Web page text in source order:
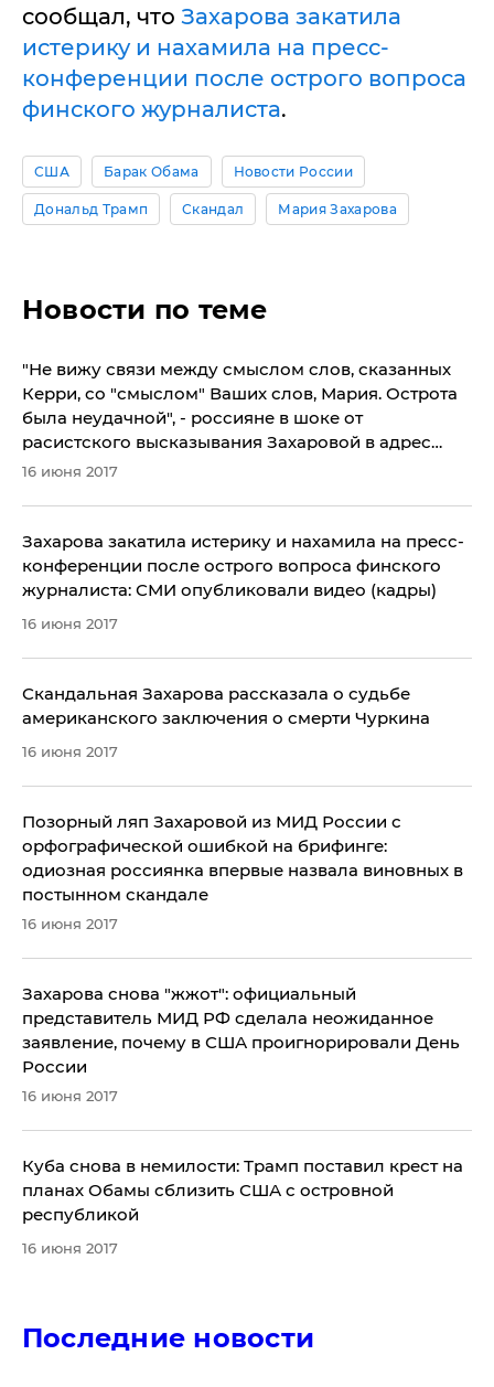
сообщал, что Захарова закатила
истерику и нахамила на пресс-
конференции после острого вопроса
финского журналиста.
США Барак Обама Новости России
Дональд Трамп Скандал Мария Захарова
Новости по теме
​"Не вижу связи между смыслом слов, сказанных
Керри, со "смыслом" Ваших слов, Мария. Острота
была неудачной", - россияне в шоке от
расистского высказывания Захаровой в адрес
Обамы
16 июня 2017
Захарова закатила истерику и нахамила на пресс-
конференции после острого вопроса финского
журналиста: СМИ опубликовали видео (кадры)
16 июня 2017
​Скандальная Захарова рассказала о судьбе
американского заключения о смерти Чуркина
16 июня 2017
Позорный ляп Захаровой из МИД России с
орфографической ошибкой на брифинге:
одиозная россиянка впервые назвала виновных в
постынном скандале
16 июня 2017
Захарова снова "жжот": официальный
представитель МИД РФ сделала неожиданное
заявление, почему в США проигнорировали День
России
16 июня 2017
​Куба снова в немилости: Трамп поставил крест на
планах Обамы сблизить США с островной
республикой
16 июня 2017
Последние новости